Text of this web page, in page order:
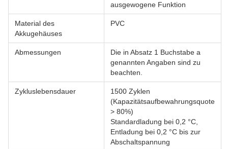
ausgewogene Funktion
Material des
Akkugehäuses
PVC
Abmessungen
Die in Absatz 1 Buchstabe a
genannten Angaben sind zu
beachten.
Zykluslebensdauer
1500 Zyklen
(Kapazitätsaufbewahrungsquote
> 80%)
Standardladung bei 0,2 °C,
Entladung bei 0,2 °C bis zur
Abschaltspannung